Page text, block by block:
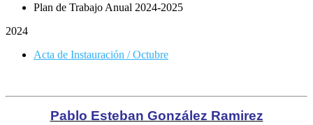
Plan de Trabajo Anual 2024-2025
2024
Acta de Instauración / Octubre
Pablo Esteban González Ramirez